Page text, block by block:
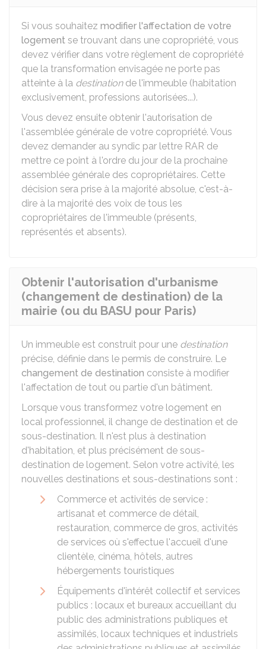
Si vous souhaitez modifier l'affectation de votre
logement se trouvant dans une copropriété, vous
devez vérifier dans votre règlement de copropriété
que la transformation envisagée ne porte pas
atteinte à la destinationde l'immeuble (habitation
exclusivement, professions autorisées...).
Vous devez ensuite obtenir l'autorisation de
l'assemblée générale de votre copropriété. Vous
devez demander au syndic par lettre RAR de
mettre ce point à l'ordre du jour de la prochaine
assemblée générale des copropriétaires. Cette
décision sera prise à la majorité absolue, c'est-à-
dire à la majorité des voix de tous les
copropriétaires de l'immeuble (présents,
représentés et absents).
Obtenir l'autorisation d'urbanisme
(changement de destination) de la
mairie (ou du BASU pour Paris)
Un immeuble est construit pour une destination
précise, définie dans le permis de construire. Le
changement de destination consiste à modifier
l'affectation de tout ou partie d'un bâtiment.
Lorsque vous transformez votre logement en
local professionnel, il change de destination et de
sous-destination. Il n'est plus à destination
d'habitation, et plus précisément de sous-
destination de logement. Selon votre activité, les
nouvelles destinations et sous-destinations sont :
Commerce et activités de service :
artisanat et commerce de détail,
restauration, commerce de gros, activités
de services où s'effectue l'accueil d'une
clientèle, cinéma, hôtels, autres
hébergements touristiques
Équipements d'intérêt collectif et services
publics : locaux et bureaux accueillant du
public des administrations publiques et
assimilés, locaux techniques et industriels